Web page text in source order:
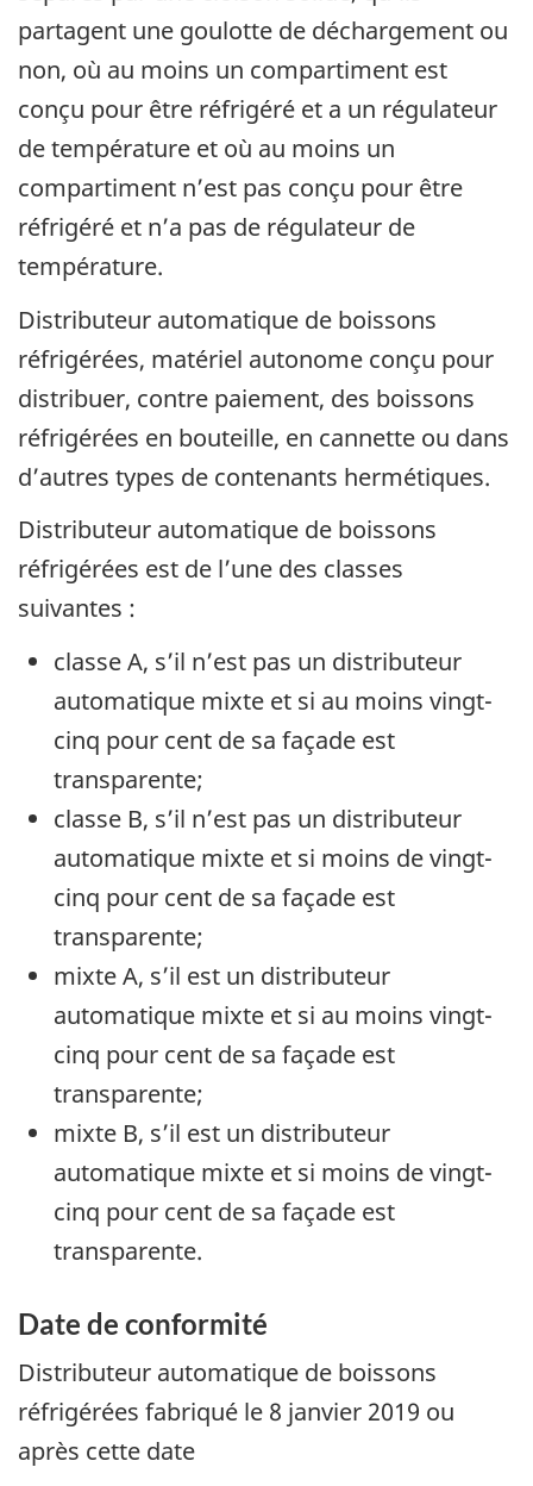
partagent une goulotte de déchargement ou
non, où au moins un compartiment est
conçu pour être réfrigéré et a un régulateur
de température et où au moins un
compartiment n’est pas conçu pour être
réfrigéré et n’a pas de régulateur de
température.
Distributeur automatique de boissons
réfrigérées, matériel autonome conçu pour
distribuer, contre paiement, des boissons
réfrigérées en bouteille, en cannette ou dans
d’autres types de contenants hermétiques.
Distributeur automatique de boissons
réfrigérées est de l’une des classes
suivantes :
classe A, s’il n’est pas un distributeur
automatique mixte et si au moins vingt-
cinq pour cent de sa façade est
transparente;
classe B, s’il n’est pas un distributeur
automatique mixte et si moins de vingt-
cinq pour cent de sa façade est
transparente;
mixte A, s’il est un distributeur
automatique mixte et si au moins vingt-
cinq pour cent de sa façade est
transparente;
mixte B, s’il est un distributeur
automatique mixte et si moins de vingt-
cinq pour cent de sa façade est
transparente.
Date de conformité
Distributeur automatique de boissons
réfrigérées fabriqué le 8 janvier 2019 ou
après cette date